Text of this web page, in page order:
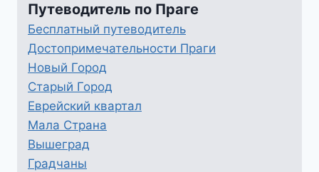
Путеводитель по Праге
Бесплатный путеводитель
Достопримечательности Праги
Новый Город
Старый Город
Еврейский квартал
Мала Страна
Вышеград
Градчаны